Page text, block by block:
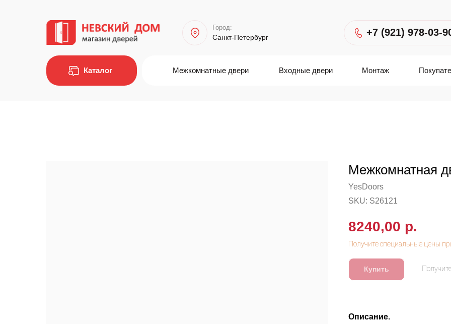
Город:
Санкт-Петербург +7 (921) 978-03-
Каталог Монтаж
Входные двери
Межкомнатные двери
Межкомнатная
YesDoors
SKU: S26121
8240,00 р.
Купить
Описание.